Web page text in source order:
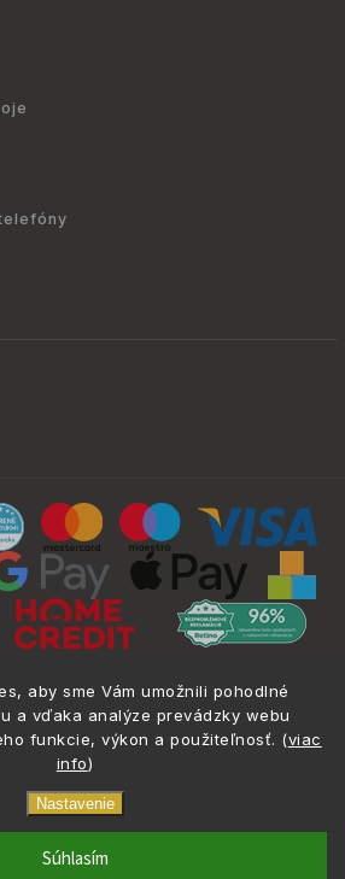
aby sme Vám umožnili pohodlné
a vďaka analýze prevádzky webu
funkcie, výkon a použiteľnosť. (viac
info)
Nastavenie
Súhlasím
práva vyhradené.
0917 133 662